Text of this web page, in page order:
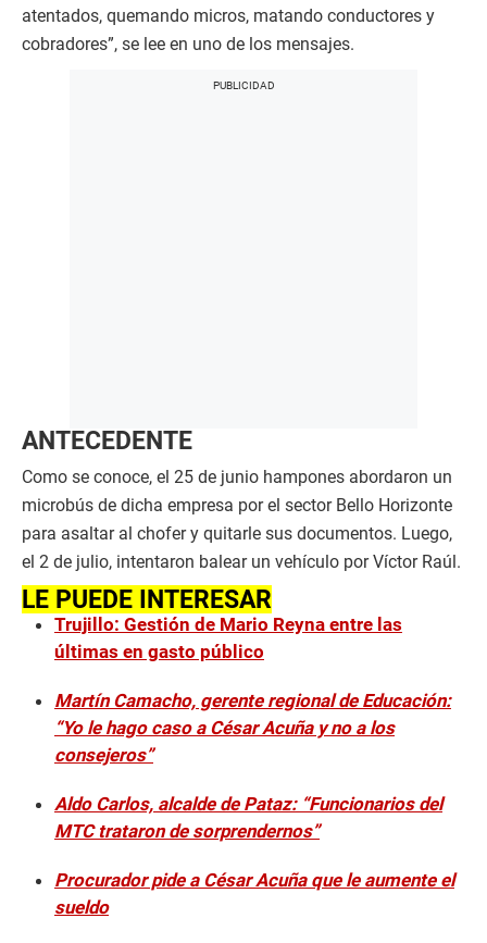
atentados, quemando micros, matando conductores y
cobradores”, se lee en uno de los mensajes.
ANTECEDENTE
Como se conoce, el 25 de junio hampones abordaron un
microbús de dicha empresa por el sector Bello Horizonte
para asaltar al chofer y quitarle sus documentos. Luego,
el 2 de julio, intentaron balear un vehículo por Víctor Raúl.
LE PUEDE INTERESAR
Trujillo: Gestión de Mario Reyna entre las
últimas en gasto público
Martín Camacho, gerente regional de Educación:
“Yo le hago caso a César Acuña y no a los
consejeros”
Aldo Carlos, alcalde de Pataz: “Funcionarios del
MTC trataron de sorprendernos”
Procurador pide a César Acuña que le aumente el
sueldo